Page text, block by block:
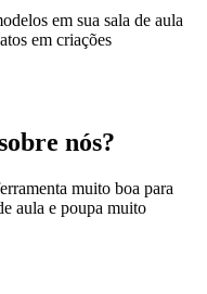
em sua sala de aula
em criações
nós?
muito boa para
aula e poupa muito